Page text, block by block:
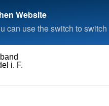
Website
can use the switch to
i. F.